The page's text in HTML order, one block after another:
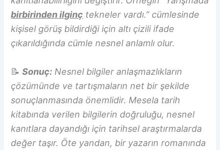
birbirinden ilginç tekneler vardı.” cümlesinde
kişisel görüş bildirdiği için altı çizili ifade
çıkarıldığında cümle nesnel anlamlı olur.
📝Sonuç: Nesnel bilgiler anlaşmazlıkların
çözümünde ve tartışmaların net bir şekilde
sonuçlanmasında önemlidir. Mesela tarih
kitabında verilen bilgilerin doğruluğu, nesnel
kanıtlara dayandığı için tarihsel araştırmalarda
değer taşır. Öte yandan, bir yazarın romanında